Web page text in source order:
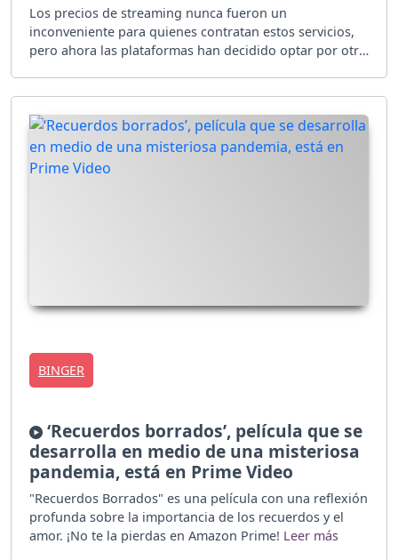
Los precios de streaming nunca fueron un
inconveniente para quienes contratan estos servicios,
pero ahora las plataformas han decidido optar por otro
BINGER
‘Recuerdos borrados’, película que se
desarrolla en medio de una misteriosa
pandemia, está en Prime Video
"Recuerdos Borrados" es una película con una reflexión
profunda sobre la importancia de los recuerdos y el
amor. ¡No te la pierdas en Amazon Prime!